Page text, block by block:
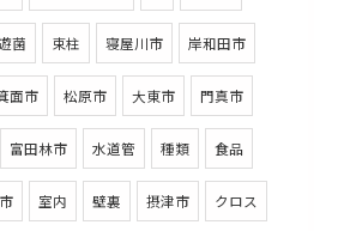
菌 束柱 寝屋川市 岸和田市
面市 松原市 大東市 門真市
富田林市 水道管 種類 食品
室内 壁裏 摂津市 クロス